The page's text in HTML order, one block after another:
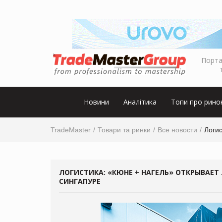
Новини Аналітика Топи про
TradeMaster Товари та ринки Все новости
ЛОГИСТИКА: «КЮНЕ + НАГЕЛЬ»
СИНГАПУРЕ